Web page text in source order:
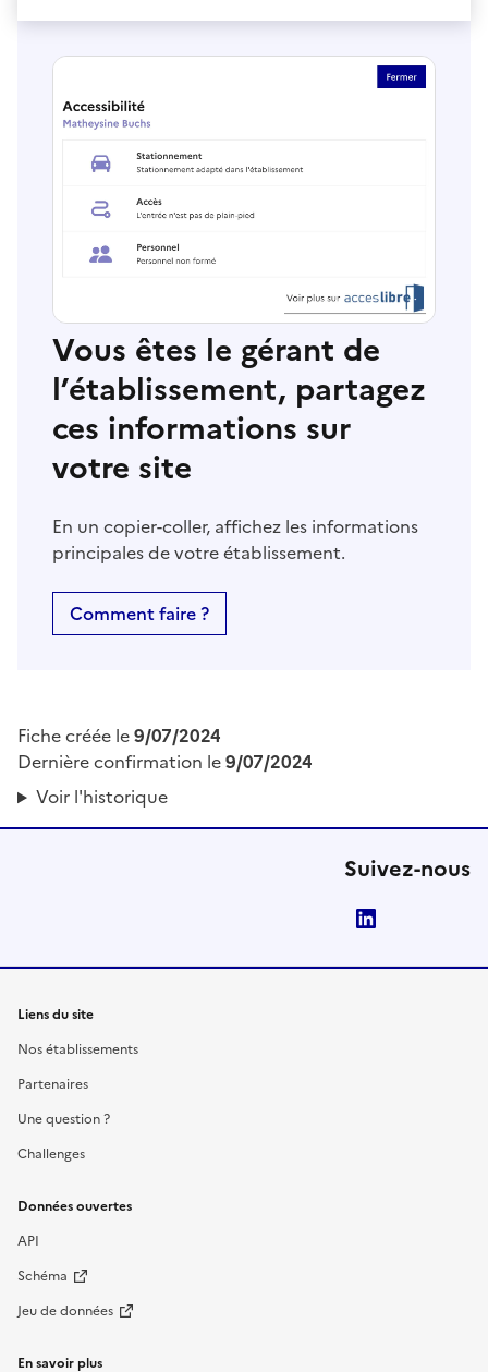
Vous êtes le gérant de
l’établissement, partagez
ces informations sur
votre site
En un copier-coller, affichez les informations
principales de votre établissement.
Comment faire ?
Fiche créée le9/07/2024
Dernière confirmation le9/07/2024
Voir l'historique
Suivez-nous
Liens du site
Nos établissements
Partenaires
Une question ?
Challenges
Données ouvertes
API
Schéma
Jeu de données
En savoir plus